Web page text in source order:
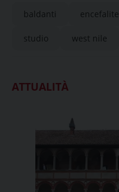
baldanti encefalite
studio west nile
ATTUALITÀ